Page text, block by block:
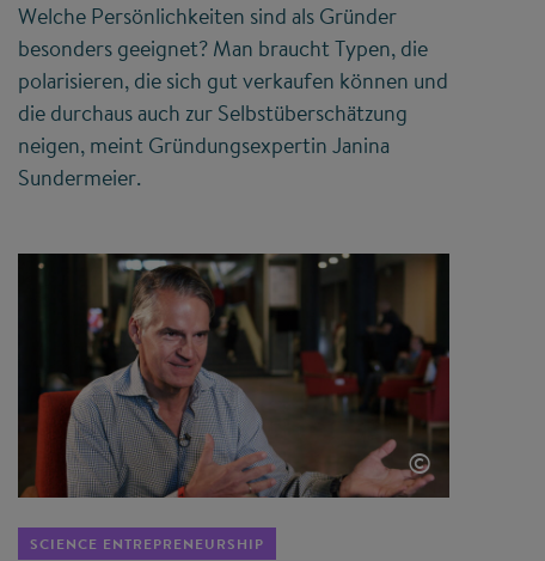
Welche Persönlichkeiten sind als Gründer
besonders geeignet? Man braucht Typen, die
polarisieren, die sich gut verkaufen können und
die durchaus auch zur Selbstüberschätzung
neigen, meint Gründungsexpertin Janina
Sundermeier.
©
SCIENCE ENTREPRENEURSHIP